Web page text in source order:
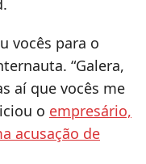
vocês para o
“Galera,
aí que vocês me
o empresário,
acusação de